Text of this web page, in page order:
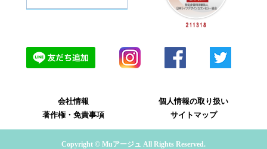
会社情報
個人情報の取り扱い
著作権・免責事項
サイトマップ
Copyright © Muアージュ All Rights Reserved.